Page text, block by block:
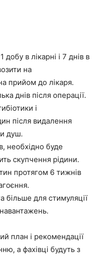
в лікарні і 7 днів в
на
прийом до лікаря.
днів після операції.
і
після видалення
душ.
необхідно буде
скупчення рідини.
протягом 6 тижнів
більше для стимуляції
план і рекомендації
а фахівці будуть з